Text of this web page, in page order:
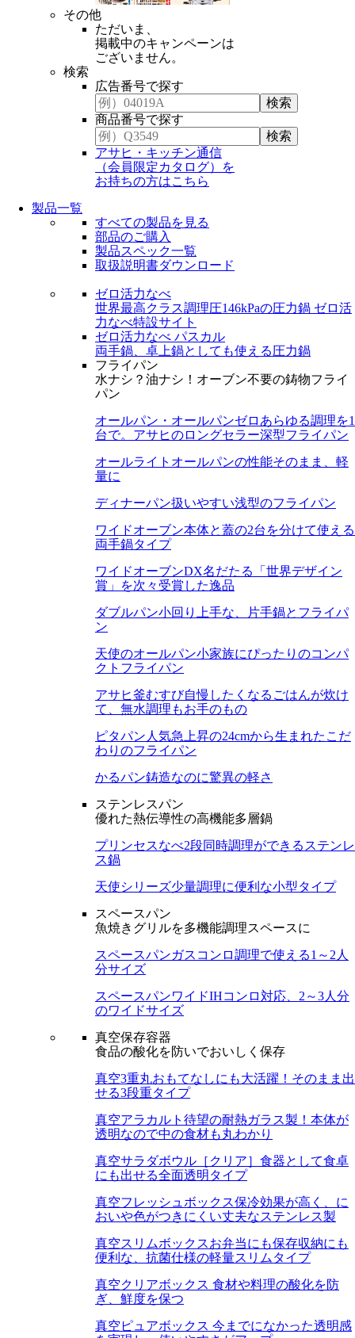
その他
ただいま、
掲載中のキャンペーンは
ございません。
検索
広告番号で探す
商品番号で探す
アサヒ・キッチン通信
（会員限定カタログ）を
お持ちの方はこちら
製品一覧
すべての製品を見る
部品のご購入
製品スペック一覧
取扱説明書ダウンロード
ゼロ活力なべ
世界最高クラス調理圧146kPaの圧力鍋 ゼロ活
力なべ特設サイト
ゼロ活力なべ パスカル
両手鍋、卓上鍋としても使える圧力鍋
フライパン
水ナシ？油ナシ！オーブン不要の鋳物フライ
パン
オールパン・オールパンゼロ あらゆる調理を1
台で。アサヒのロングセラー深型フライパン
オールライト オールパンの性能そのまま、軽
量に
ディナーパン扱いやすい浅型のフライパン
ワイドオーブン本体と蓋の2台を分けて使える
両手鍋タイプ
ワイドオーブンDX名だたる「世界デザイン
賞」を次々受賞した逸品
ダブルパン小回り上手な、片手鍋とフライパ
ン
天使のオールパン小家族にぴったりのコンパ
クトフライパン
アサヒ釜むすび自慢したくなるごはんが炊け
て、無水調理もお手のもの
ピタパン 人気急上昇の24cmから生まれたこだ
わりのフライパン
かるパン鋳造なのに驚異の軽さ
ステンレスパン
優れた熱伝導性の高機能多層鍋
プリンセスなべ2段同時調理ができるステンレ
ス鍋
天使シリーズ少量調理に便利な小型タイプ
スペースパン
魚焼きグリルを多機能調理スペースに
スペースパンガスコンロ調理で使える1～2人
分サイズ
スペースパンワイドIHコンロ対応、2～3人分
のワイドサイズ
真空保存容器
食品の酸化を防いでおいしく保存
真空3重丸おもてなしにも大活躍！そのまま出
せる3段重タイプ
真空アラカルト 待望の耐熱ガラス製！本体が
透明なので中の食材も丸わかり
真空サラダボウル［クリア］ 食器として食卓
にも出せる全面透明タイプ
真空フレッシュボックス保冷効果が高く、に
おいや色がつきにくい丈夫なステンレス製
真空スリムボックスお弁当にも保存収納にも
便利な、抗菌仕様の軽量スリムタイプ
真空クリアボックス 食材や料理の酸化を防
ぎ、鮮度を保つ
真空ピュアボックス 今までになかった透明感